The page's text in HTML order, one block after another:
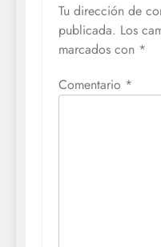
Tu dirección de
publicada. Los
marcados con *
Comentario *